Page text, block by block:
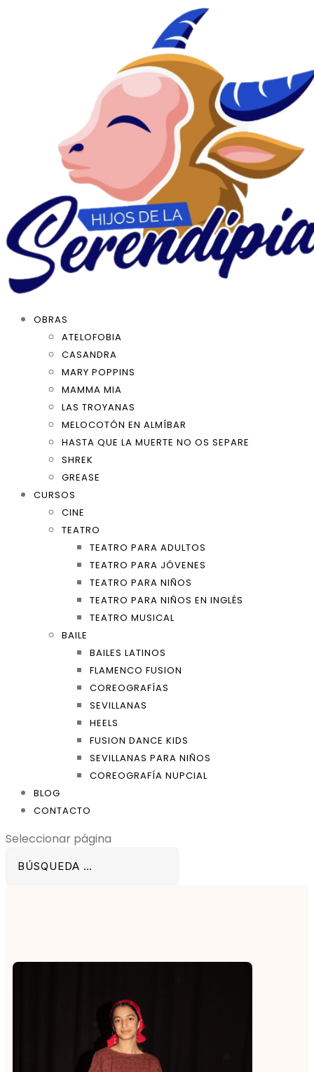
OBRAS
ATELOFOBIA
CASANDRA
MARY POPPINS
MAMMA MIA
LAS TROYANAS
MELOCOTÓN EN ALMÍBAR
HASTA QUE LA MUERTE NO OS SEPARE
SHREK
GREASE
CURSOS
CINE
TEATRO
TEATRO PARA ADULTOS
TEATRO PARA JÓVENES
TEATRO PARA NIÑOS
TEATRO PARA NIÑOS EN INGLÉS
TEATRO MUSICAL
BAILE
BAILES LATINOS
FLAMENCO FUSION
COREOGRAFÍAS
SEVILLANAS
HEELS
FUSION DANCE KIDS
SEVILLANAS PARA NIÑOS
COREOGRAFÍA NUPCIAL
BLOG
CONTACTO
Seleccionar página